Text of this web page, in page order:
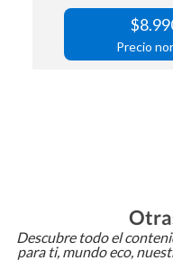
Descubre todo el
para ti, mundo eco,